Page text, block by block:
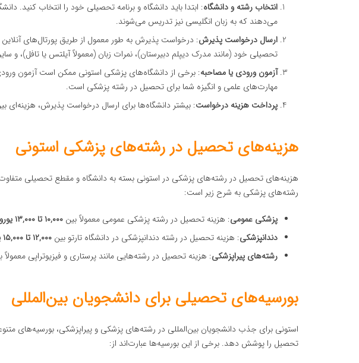
انتخاب رشته و دانشگاه: ابتدا باید دانشگاه و برنامه تحصیلی خود را انتخاب کنید.
می‌دهند که به زبان انگلیسی نیز تدریس می‌شوند.
ارسال درخواست پذیرش: درخواست پذیرش به طور معمول از طریق پورتال‌های
تحصیلی خود (مانند مدرک دیپلم دبیرستان)، نمرات زبان (معمولاً آیلتس یا تافل)، و
آزمون ورودی یا مصاحبه: برخی از دانشگاه‌های پزشکی استونی ممکن است آزمون
مهارت‌های علمی و انگیزه شما برای تحصیل در رشته پزشکی است.
پرداخت هزینه درخواست: بیشتر دانشگاه‌ها برای ارسال درخواست پذیرش، هزینه‌ای
هزینه‌های تحصیل در رشته‌های پزشکی استونی
هزینه‌های تحصیل در رشته‌های پزشکی در استونی بسته به دانشگاه و مقطع تحصیلی
رشته‌های پزشکی به شرح زیر است:
پزشکی عمومی: هزینه تحصیل در رشته پزشکی عمومی معمولاً بین ۱۰,۰۰۰ تا ۱۳,۰۰۰ یورو در سال
دندانپزشکی: هزینه تحصیل در رشته دندانپزشکی در دانشگاه تارتو بین ۱۲,۰۰۰ تا ۱۵,۰۰۰ یورو در سال
رشته‌های پیراپزشکی: هزینه تحصیل در رشته‌هایی مانند پرستاری و فیزیوتراپی معمولاً
بورسیه‌های تحصیلی برای دانشجویان بین‌المللی
استونی برای جذب دانشجویان بین‌المللی در رشته‌های پزشکی و پیراپزشکی، بورسیه‌های
تحصیل را پوشش دهد. برخی از این بورسیه‌ها عبارت‌اند از: